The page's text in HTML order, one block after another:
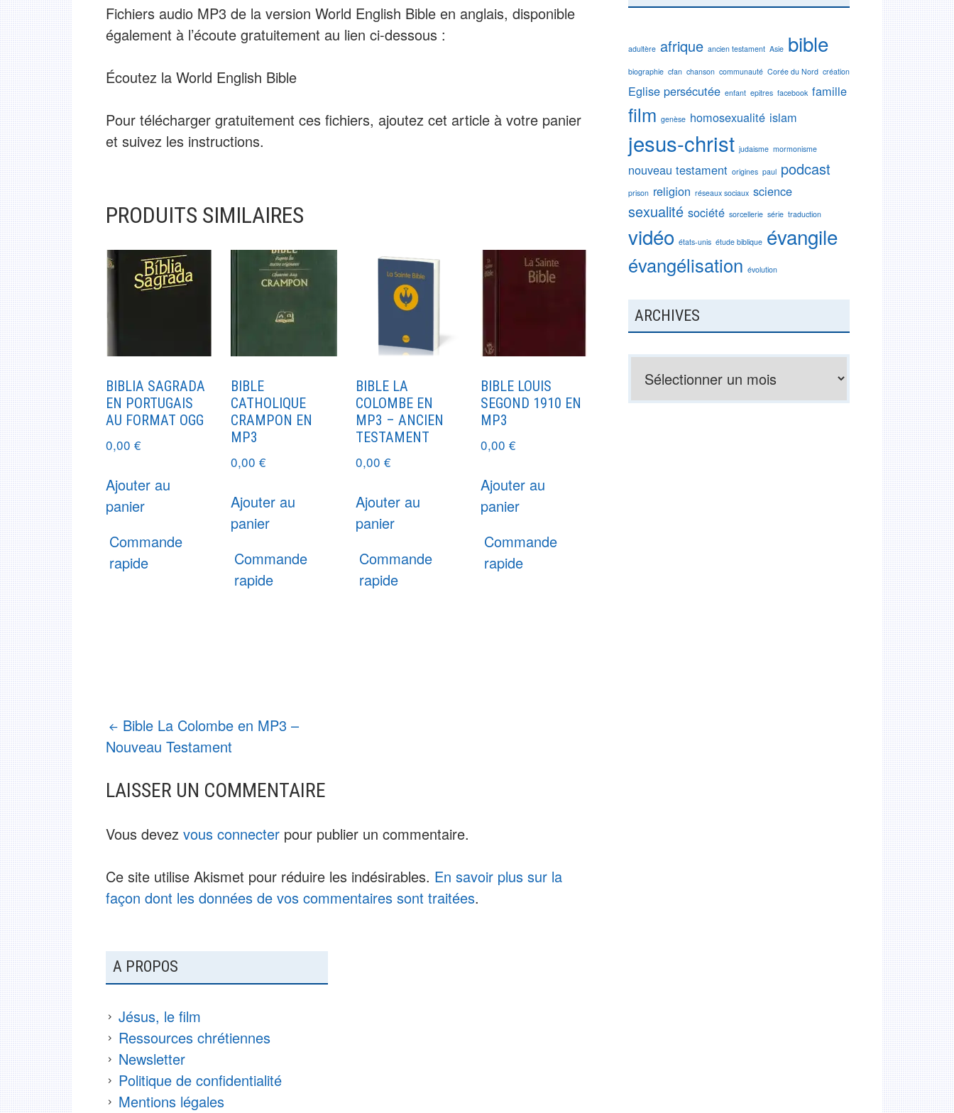
Fichiers audio MP3 de la version World English Bible en anglais, disponible
également à l’écoute gratuitement au lien ci-dessous :
Écoutez la World English Bible
Pour télécharger gratuitement ces fichiers, ajoutez cet article à votre panier
et suivez les instructions.
PRODUITS SIMILAIRES
BIBLIA SAGRADA
EN PORTUGAIS
AU FORMAT OGG
0,00€
Ajouter au
panier
Commande
rapide
BIBLE
CATHOLIQUE
CRAMPON EN
MP3
0,00€
Ajouter au
panier
Commande
rapide
BIBLE LA
COLOMBE EN
MP3 – ANCIEN
TESTAMENT
0,00 €
Ajouter au
panier
Commande
rapide
BIBLE LOUIS
SEGOND 1910 EN
MP3
0,00 €
Ajouter au
panier
Commande
rapide
NAVIGATION
DES
ARTICLES
Bible La Colombe en MP3 –
Nouveau Testament
LAISSER UN COMMENTAIRE
Vous devezvous connecter pour publier un commentaire.
Ce site utilise Akismet pour réduire les indésirables. En savoir plus sur la
façon dont les données de vos commentaires sont traitées.
adultère afrique ancien testament Asie bible
biographie cfan chanson communauté Corée du Nord création
Eglise persécutée enfant epitres facebook famille
film genèse homosexualité islam
jesus-christ judaisme mormonisme
nouveau testament origines paul podcast
prison religion réseaux sociaux science
sexualité société sorcellerie série traduction
vidéo états-unis étude biblique évangile
évangélisation évolution
ARCHIVES
Archives
COLONNE
LATÉRALE
SUBSIDIAIRE
A PROPOS
Jésus, le film
Ressources chrétiennes
Newsletter
Politique de confidentialité
Mentions légales